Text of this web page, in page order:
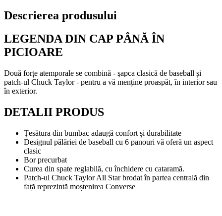
Descrierea produsului
LEGENDA DIN CAP PÂNĂ ÎN
PICIOARE
Două forțe atemporale se combină - şapca clasică de baseball și
patch-ul Chuck Taylor - pentru a vă menține proaspăt, în interior sau
în exterior.
DETALII PRODUS
Țesătura din bumbac adaugă confort și durabilitate
Designul pălăriei de baseball cu 6 panouri vă oferă un aspect
clasic
Bor precurbat
Curea din spate reglabilă, cu închidere cu cataramă.
Patch-ul Chuck Taylor All Star brodat în partea centrală din
față reprezintă moștenirea Converse